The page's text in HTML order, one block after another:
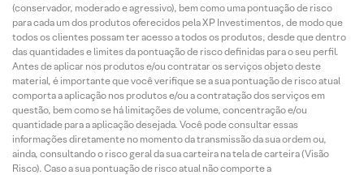
(conservador, moderado e agressivo), bem como uma pontuação de risco
para cada um dos produtos oferecidos pela XP Investimentos, de modo que
todos os clientes possam ter acesso a todos os produtos, desde que dentro
das quantidades e limites da pontuação de risco definidas para o seu perfil.
Antes de aplicar nos produtos e/ou contratar os serviços objeto deste
material, é importante que você verifique se a sua pontuação de risco atual
comporta a aplicação nos produtos e/ou a contratação dos serviços em
questão, bem como se há limitações de volume, concentração e/ou
quantidade para a aplicação desejada. Você pode consultar essas
informações diretamente no momento da transmissão da sua ordem ou,
ainda, consultando o risco geral da sua carteira na tela de carteira (Visão
Risco). Caso a sua pontuação de risco atual não comporte a